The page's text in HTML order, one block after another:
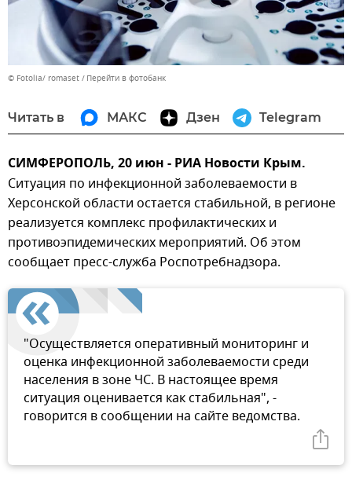
© Fotolia/ romaset Перейти в фотобанк
Читать в МАКС Дзен Telegram
СИМФЕРОПОЛЬ, 20 июн - РИА Новости Крым.
Ситуация по инфекционной заболеваемости в
Херсонской области остается стабильной, в регионе
реализуется комплекс профилактических и
противоэпидемических мероприятий. Об этом
сообщает пресс-служба Роспотребнадзора.
"Осуществляется оперативный мониторинг и
оценка инфекционной заболеваемости среди
населения в зоне ЧС. В настоящее время
ситуация оценивается как стабильная", -
говорится в сообщении на сайте ведомства.